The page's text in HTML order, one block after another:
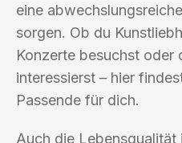
eine
sorgen. Ob du
Konzerte besuchst oder
interessierst – hier
Passende für dich.
Auch die